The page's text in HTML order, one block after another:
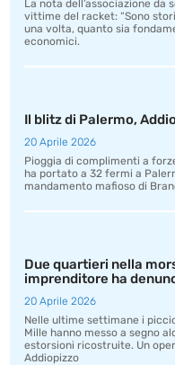
La nota dell’associazione
vittime del racket: “Sono
una volta, quanto sia
economici.
Il blitz di Palermo,
20 Aprile 2026
Pioggia di complimenti a
ha portato a 32 fermi a
mandamento mafioso di
Due quartieri nella
imprenditore ha
20 Aprile 2026
Nelle ultime settimane i
Mille hanno messo a segno
estorsioni ricostruite. Un
Addiopizzo